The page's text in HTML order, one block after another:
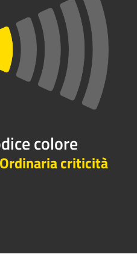
colore
criticità